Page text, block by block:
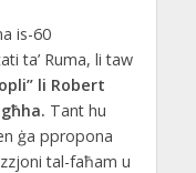
is-60
ta’ Ruma, li taw
li Robert
Tant hu
ġa ppropona
tal-faħam u